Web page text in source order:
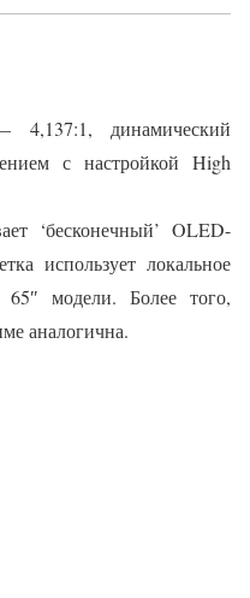
4,137:1, динамический
с настройкой High
‘бесконечный’ OLED-
использует локальное
модели. Более того,
аналогична.